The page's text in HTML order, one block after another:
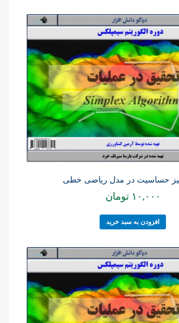
۱۰,۰۰۰ تومان
افزودن به سبد خرید